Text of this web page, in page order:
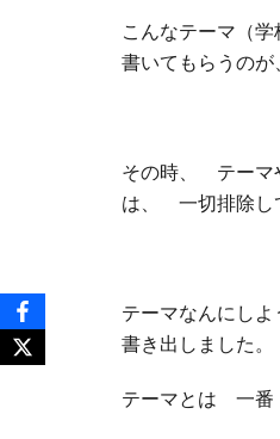
こんなテーマ（
書いてもらうの
その時、 テー
は、 一切排除し
テーマなんにし
書き出しました。
テーマとは 一番